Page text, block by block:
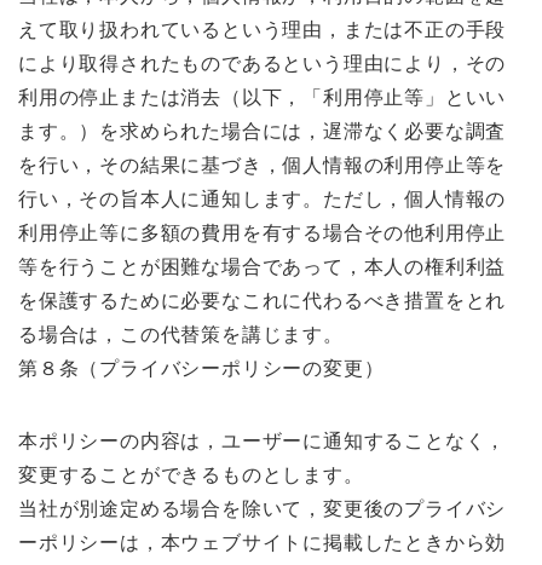
えて取り扱われているという理由，または不正の手段
により取得されたものであるという理由により，その
利用の停止または消去（以下，「利用停止等」といい
ます。）を求められた場合には，遅滞なく必要な調査
を行い，その結果に基づき，個人情報の利用停止等を
行い，その旨本人に通知します。ただし，個人情報の
利用停止等に多額の費用を有する場合その他利用停止
等を行うことが困難な場合であって，本人の権利利益
を保護するために必要なこれに代わるべき措置をとれ
る場合は，この代替策を講じます。
第８条（プライバシーポリシーの変更）
本ポリシーの内容は，ユーザーに通知することなく，
変更することができるものとします。
当社が別途定める場合を除いて，変更後のプライバシ
ーポリシーは，本ウェブサイトに掲載したときから効